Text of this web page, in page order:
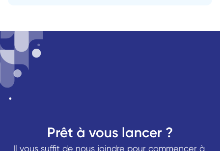
Prêt à vous lancer ?
Il vous suffit de nous joindre pour commencer à